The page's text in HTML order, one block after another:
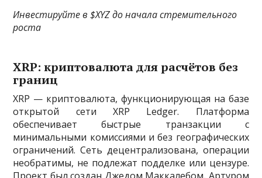
Инвестируйте в $XYZ до начала стремительного
роста
XRP: криптовалюта для расчётов без
границ
XRP — криптовалюта, функционирующая на базе
открытой сети XRP Ledger. Платформа
обеспечивает быстрые транзакции с
минимальными комиссиями и без географических
ограничений. Сеть децентрализована, операции
необратимы, не подлежат подделке или цензуре.